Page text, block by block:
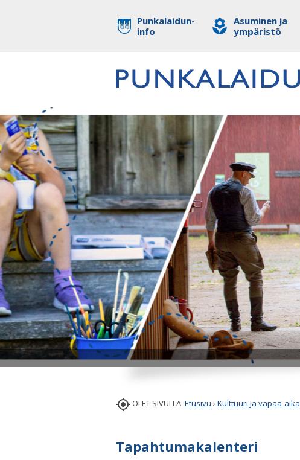
Punkalaidun-
info
Asuminen ja
ympäristö
 OLET SIVULLA: Etusivu › Kulttuuri ja vapaa-aika
Tapahtumakalenteri